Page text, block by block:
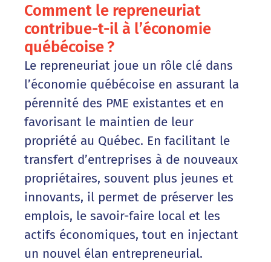
Comment le repreneuriat
contribue-t-il à l’économie
québécoise ?
Le repreneuriat joue un rôle clé dans
l’économie québécoise en assurant la
pérennité des PME existantes et en
favorisant le maintien de leur
propriété au Québec. En facilitant le
transfert d’entreprises à de nouveaux
propriétaires, souvent plus jeunes et
innovants, il permet de préserver les
emplois, le savoir-faire local et les
actifs économiques, tout en injectant
un nouvel élan entrepreneurial.